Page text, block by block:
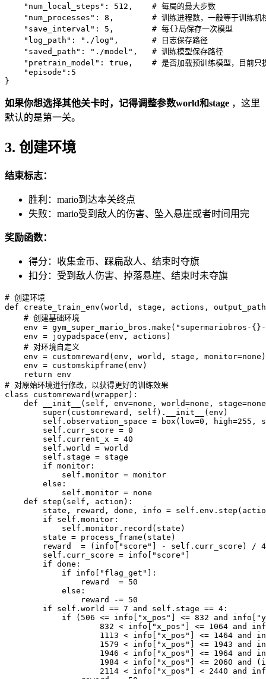
"num_local_steps" : 512 ,
    # 每局的最大步数
"num_processes" : 8 ,
# 训练进程数，一般等于训练机
"save_interval" : 5 ,
        # 每
{}局保存一次模型
"log_path" : "./log" ,
       # 日志保存路径
"saved_path" : "./model" ,
   # 训练模型保存路径
"pretrain_model" : true ,
# 是否加载预训练模型，目前只
"episode" : 5
}
如果你想选择其他关卡时，记得调整参数world和stage ，这里
默认的是第一关。
3. 创建环境
结束标志：
胜利：mario到达本关终点
失败：mario受到敌人的伤害、坠入悬崖或者时间用完
奖励函数：
得分：收集金币、踩扁敌人、结束时夺旗
扣分：受到敌人伤害、掉落悬崖、结束时未夺旗
# 创建环境
def create_train_env ( world , stage , actions ,
output_path
    # 创建基础环境
    env
= gym_super_mario_bros . make ( "supermariobros-
    env
= joypadspace ( env , actions )
    # 对环境自定义
    env
= customreward ( env , world , stage , monitor=none )
    env
= customskipframe ( env )
return env
class
customreward ( wrapper) :
    def
__init__ ( self , env=none , world=none , stage=none
super( customreward , self ) . __init__ ( env )
        self
. observation_space = box ( low=0 , high=255 ,
        self
. curr_score = 0
        self
. current_x = 40
        self
. world = world
        self
. stage = stage
if monitor :
            self
. monitor = monitor
else :
            self
. monitor = none
    def
step ( self , action ) :
        state
, reward , done , info = self . env . step (
if self . monitor :
            self
. monitor . record ( state )
        state
= process_frame ( state )
        reward
= ( info "score" - self . curr_score ) /
        self
. curr_score = info "score"
if done :
if info "flag_get"
:
                reward
= 50
else :
                reward
-= 50
if self . world == 7 and self . stage == 4 :
if
( 506 <= info "x_pos" <= 832 and info
832 < info "x_pos" <= 1064 and
1113 < info "x_pos" <= 1464 and
1579 < info "x_pos" <= 1943 and
1946 < info "x_pos" <= 1964 and
1984 < info "x_pos" <= 2060 and (
2114 < info "x_pos" < 2440 and